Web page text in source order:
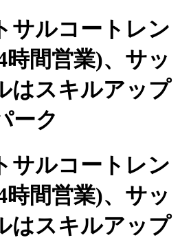
サルコートレン
間営業)、 サッ
はスキルアップ
ーク
サルコートレン
時間営業)、サッ
はスキルアップ